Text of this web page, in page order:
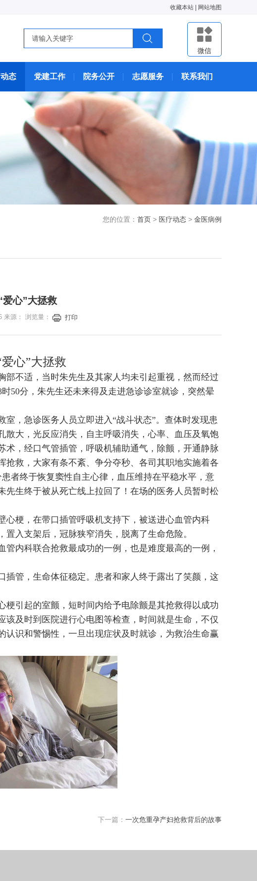
收藏本站 网站地图
微信
态 党建工作 院务公开 志愿服务 联系我们
您的位置： 首页 > 医疗动态 > 金医病例
爱心”大拯救
来源： 浏览量： 打印
心”大拯救
不适，当时朱先生及其家人均未引起重视，然而经过
50分，朱先生还未来得及走进急诊诊室就诊，突然晕
，急诊医务人员立即进入“战斗状态”。查体时发现患
大，光反应消失，自主呼吸消失，心率、血压及氧饱
，经口气管插管，呼吸机辅助通气，除颤，开通静脉
救，大家有条不紊、争分夺秒、各司其职地实施着各
者终于恢复窦性自主心律，血压维持在平稳水平，意
生终于被从死亡线上拉回了！在场的医务人员暂时松
梗，在带口插管呼吸机支持下，被送进心血管内科
入支架后，冠脉狭窄消失，脱离了生命危险。
内科联合抢救最成功的一例，也是难度最高的一例，
管，生命体征稳定。患者和家人终于露出了笑颜，这
引起的室颤，短时间内给予电除颤是其抢救得以成功
及时到医院进行心电图等检查，时间就是生命，不仅
识和警惕性，一旦出现症状及时就诊，为救治生命赢
下一篇： 一次危重孕产妇抢救背后的故事